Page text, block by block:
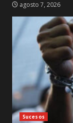
agosto 7, 2026
Sucesos